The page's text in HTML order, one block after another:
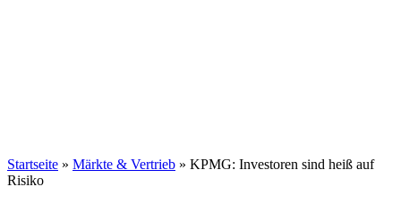
Startseite » Märkte & Vertrieb » KPMG: Investoren sind heiß auf
Risiko